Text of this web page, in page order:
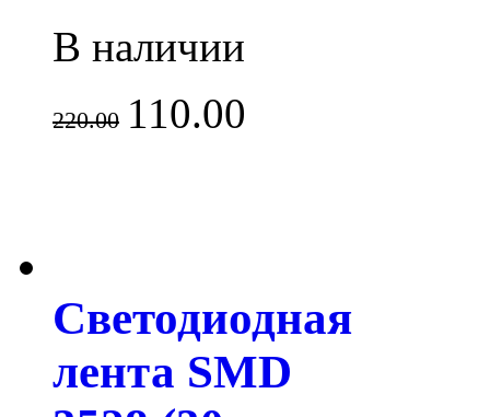
В наличии
220.00 110.00
Светодиодная
лента SMD